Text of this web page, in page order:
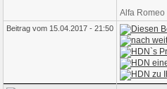
Alfa Romeo
Beitrag vom 15.04.2017 - 21:50